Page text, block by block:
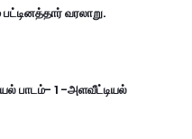
வரலாறு.
பாடம்- 1 -அளவீட்டியல்